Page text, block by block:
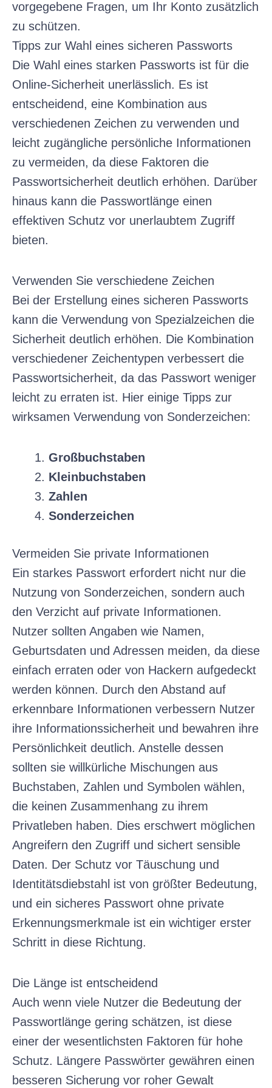
vorgegebene Fragen, um Ihr Konto zusätzlich
zu schützen.
Tipps zur Wahl eines sicheren Passworts
Die Wahl eines starken Passworts ist für die
Online-Sicherheit unerlässlich. Es ist
entscheidend, eine Kombination aus
verschiedenen Zeichen zu verwenden und
leicht zugängliche persönliche Informationen
zu vermeiden, da diese Faktoren die
Passwortsicherheit deutlich erhöhen. Darüber
hinaus kann die Passwortlänge einen
effektiven Schutz vor unerlaubtem Zugriff
bieten.
Verwenden Sie verschiedene Zeichen
Bei der Erstellung eines sicheren Passworts
kann die Verwendung von Spezialzeichen die
Sicherheit deutlich erhöhen. Die Kombination
verschiedener Zeichentypen verbessert die
Passwortsicherheit, da das Passwort weniger
leicht zu erraten ist. Hier einige Tipps zur
wirksamen Verwendung von Sonderzeichen:
Großbuchstaben
Kleinbuchstaben
Zahlen
Sonderzeichen
Vermeiden Sie private Informationen
Ein starkes Passwort erfordert nicht nur die
Nutzung von Sonderzeichen, sondern auch
den Verzicht auf private Informationen.
Nutzer sollten Angaben wie Namen,
Geburtsdaten und Adressen meiden, da diese
einfach erraten oder von Hackern aufgedeckt
werden können. Durch den Abstand auf
erkennbare Informationen verbessern Nutzer
ihre Informationssicherheit und bewahren ihre
Persönlichkeit deutlich. Anstelle dessen
sollten sie willkürliche Mischungen aus
Buchstaben, Zahlen und Symbolen wählen,
die keinen Zusammenhang zu ihrem
Privatleben haben. Dies erschwert möglichen
Angreifern den Zugriff und sichert sensible
Daten. Der Schutz vor Täuschung und
Identitätsdiebstahl ist von größter Bedeutung,
und ein sicheres Passwort ohne private
Erkennungsmerkmale ist ein wichtiger erster
Schritt in diese Richtung.
Die Länge ist entscheidend
Auch wenn viele Nutzer die Bedeutung der
Passwortlänge gering schätzen, ist diese
einer der wesentlichsten Faktoren für hohe
Schutz. Längere Passwörter gewähren einen
besseren Sicherung vor roher Gewalt